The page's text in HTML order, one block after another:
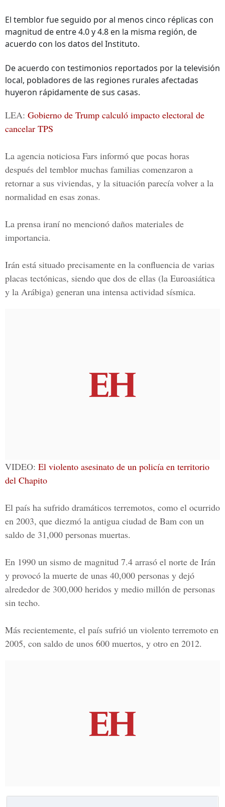
El temblor fue seguido por al menos cinco réplicas con
magnitud de entre 4.0 y 4.8 en la misma región, de
acuerdo con los datos del Instituto.
De acuerdo con testimonios reportados por la televisión
local, pobladores de las regiones rurales afectadas
huyeron rápidamente de sus casas.
LEA: Gobierno de Trump calculó impacto electoral de
cancelar TPS
La agencia noticiosa Fars informó que pocas horas
después del temblor muchas familias comenzaron a
retornar a sus viviendas, y la situación parecía volver a la
normalidad en esas zonas.
La prensa iraní no mencionó daños materiales de
importancia.
Irán está situado precisamente en la confluencia de varias
placas tectónicas, siendo que dos de ellas (la Euroasiática
y la Arábiga) generan una intensa actividad sísmica.
VIDEO: El violento asesinato de un policía en territorio
del Chapito
El país ha sufrido dramáticos terremotos, como el ocurrido
en 2003, que diezmó la antigua ciudad de Bam con un
saldo de 31,000 personas muertas.
En 1990 un sismo de magnitud 7.4 arrasó el norte de Irán
y provocó la muerte de unas 40,000 personas y dejó
alrededor de 300,000 heridos y medio millón de personas
sin techo.
Más recientemente, el país sufrió un violento terremoto en
2005, con saldo de unos 600 muertos, y otro en 2012.